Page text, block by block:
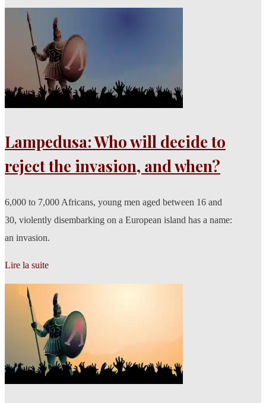
Lampedusa: Who will decide to
reject the invasion, and when?
6,000 to 7,000 Africans, young men aged between 16 and
30, violently disembarking on a European island has a name:
an invasion.
Lire la suite